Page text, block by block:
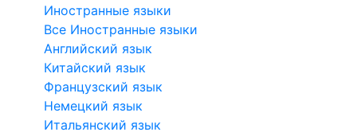
Иностранные языки
Все Иностранные языки
Английский язык
Китайский язык
Французский язык
Немецкий язык
Итальянский язык